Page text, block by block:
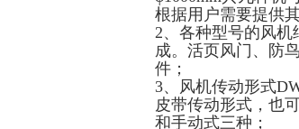
根据用户需要提供
2、各种型号的风机
成。活页风门、防
件；
3、风机传动形式
皮带传动形式，也
和手动式三种；